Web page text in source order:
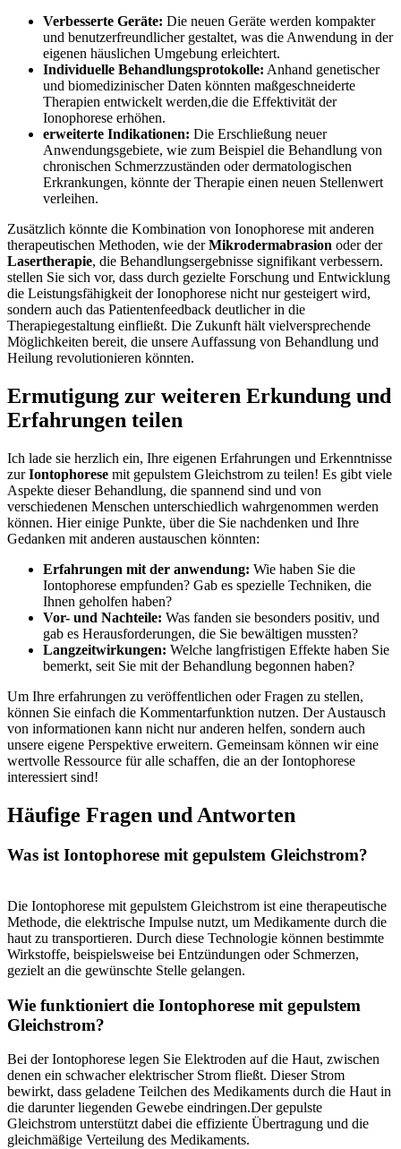
Verbesserte Geräte: Die neuen ⁤Geräte werden kompakter
und benutzerfreundlicher gestaltet, was die ​Anwendung in der
⁢eigenen häuslichen​ Umgebung erleichtert.
Individuelle Behandlungsprotokolle: Anhand genetischer
und biomedizinischer Daten könnten maßgeschneiderte
Therapien entwickelt⁤ werden,die⁤ die​ Effektivität der
Ionophorese ⁣erhöhen.
erweiterte Indikationen: Die Erschließung neuer
Anwendungsgebiete, wie ⁢zum Beispiel​ die Behandlung von
chronischen Schmerzzuständen⁣ oder dermatologischen
Erkrankungen, ⁤könnte der Therapie ⁣einen neuen Stellenwert
verleihen.
Zusätzlich könnte⁣ die ‌Kombination von Ionophorese mit anderen
therapeutischen Methoden, wie derMikrodermabrasion oder⁤ der ⁣
Lasertherapie, die Behandlungsergebnisse signifikant ⁣verbessern.
stellen Sie sich ⁢vor, dass durch⁢ gezielte Forschung und‌ Entwicklung
die Leistungsfähigkeit der Ionophorese​ nicht ⁣nur gesteigert wird,
sondern auch das Patientenfeedback‌ deutlicher in die
Therapiegestaltung einfließt. Die Zukunft hält vielversprechende
Möglichkeiten bereit, die unsere Auffassung von Behandlung‌ und
Heilung revolutionieren könnten.
Ermutigung zur weiteren Erkundung und
Erfahrungen teilen
Ich ​lade ⁣sie⁢ herzlich‍ ein,⁢ Ihre⁣ eigenen Erfahrungen ⁢und ⁢Erkenntnisse
zurIontophorese ‌mit gepulstem Gleichstrom ⁤zu ⁤teilen! Es gibt viele
Aspekte ​dieser​ Behandlung,‌ die spannend sind​ und ‌von
verschiedenen Menschen ⁤unterschiedlich wahrgenommen⁤ werden
können. Hier ⁣einige Punkte, über ‌die ‌Sie nachdenken und Ihre
Gedanken mit⁢ anderen austauschen könnten:
Erfahrungen mit der ‍anwendung: Wie haben Sie ​die
Iontophorese empfunden? Gab es spezielle Techniken, die
Ihnen⁣ geholfen haben?
Vor-‌ und​ Nachteile: Was fanden sie besonders‌ positiv, und
gab es Herausforderungen, ‌die Sie bewältigen ⁢mussten?
Langzeitwirkungen: Welche langfristigen Effekte haben ‍Sie
bemerkt, seit Sie ⁢mit der Behandlung⁤ begonnen​ haben?
Um Ihre erfahrungen zu‌ veröffentlichen oder Fragen zu stellen,
können Sie einfach die Kommentarfunktion nutzen. Der ‌Austausch⁢
von informationen kann⁢ nicht⁢ nur anderen helfen, sondern auch
unsere eigene Perspektive erweitern.⁢ Gemeinsam können wir eine
wertvolle Ressource für alle‌ schaffen, ‍die an der Iontophorese
interessiert sind!
Häufige Fragen und Antworten
Was ist Iontophorese ​mit gepulstem⁣ Gleichstrom?
Die Iontophorese ​mit gepulstem Gleichstrom ist eine therapeutische‌
Methode, die⁢ elektrische Impulse⁢ nutzt, um Medikamente durch die
haut zu transportieren. Durch diese ‌Technologie können bestimmte
Wirkstoffe, beispielsweise bei Entzündungen oder Schmerzen,
gezielt an die gewünschte Stelle gelangen.
Wie funktioniert die Iontophorese mit​ gepulstem⁣
Gleichstrom?
Bei der Iontophorese ⁣legen Sie ‍Elektroden auf die⁢ Haut, zwischen
denen​ ein schwacher elektrischer ‍Strom​ fließt. Dieser ‌Strom
bewirkt, dass geladene Teilchen des Medikaments durch die Haut ⁢in
die darunter liegenden Gewebe ⁢eindringen.Der gepulste
⁣Gleichstrom unterstützt dabei die effiziente⁤ Übertragung​ und die
gleichmäßige⁣ Verteilung des‌ Medikaments.